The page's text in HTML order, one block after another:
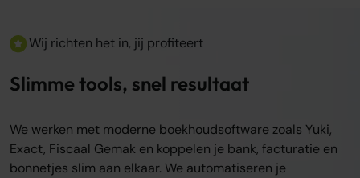
Wij richten het in, jij profiteert
Slimme tools, snel resultaat
We werken met moderne boekhoudsoftware zoals Yuki,
Exact, Fiscaal Gemak en koppelen je bank, facturatie en
bonnetjes slim aan elkaar. We automatiseren je